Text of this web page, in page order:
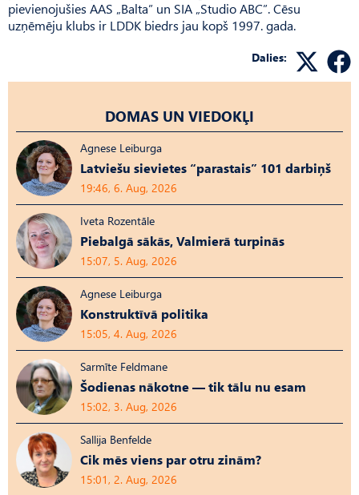
pievienojušies AAS „Balta” un SIA „Studio ABC”. Cēsu
uzņēmēju klubs ir LDDK biedrs jau kopš 1997. gada.
Dalies:
DOMAS UN VIEDOKĻI
Agnese Leiburga
Latviešu sievietes “parastais” 101 darbiņš
19:46, 6. Aug, 2026
Iveta Rozentāle
Piebalgā sākās, Valmierā turpinās
15:07, 5. Aug, 2026
Agnese Leiburga
Konstruktīvā politika
15:05, 4. Aug, 2026
Sarmīte Feldmane
Šodienas nākotne — tik tālu nu esam
15:02, 3. Aug, 2026
Sallija Benfelde
Cik mēs viens par otru zinām?
15:01, 2. Aug, 2026